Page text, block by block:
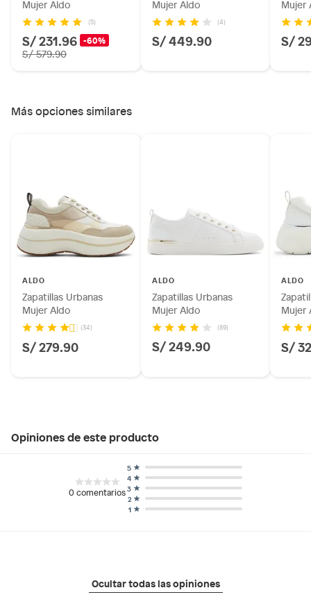
Mujer Aldo
(5)
S/ 231.96 -60%
S/ 579.90
Mujer Aldo
(4)
S/ 449.90
Mujer
S/
Más opciones similares
ALDO
Zapatillas Urbanas
Mujer Aldo
(34)
S/ 279.90
ALDO
Zapatillas Urbanas
Mujer Aldo
(89)
S/ 249.90
ALDO
Mujer
S/
Opiniones de este producto
0comentarios
1
2
3
4
5
Ocultar todas las opiniones